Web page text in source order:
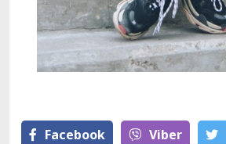
Facebook Viber